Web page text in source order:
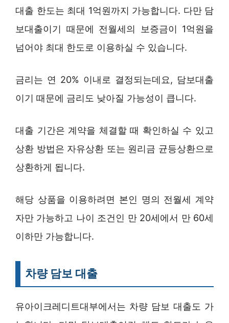
대출 한도는 최대 1억원까지 가능합니다. 다만 담
보대출이기 때문에 전월세의 보증금이 1억원을
넘어야 최대 한도로 이용하실 수 있습니다.
금리는 연 20% 이내로 결정되는데요, 담보대출
이기 때문에 금리도 낮아질 가능성이 큽니다.
대출 기간은 계약을 체결할 때 확인하실 수 있고
상환 방법은 자유상환 또는 원리금 균등상환으로
상환하게 됩니다.
해당 상품을 이용하려면 본인 명의 전월세 계약
자만 가능하고 나이 조건인 만 20세에서 만 60세
이하만 가능합니다.
차량 담보 대출
유아이크레디트대부에서는 차량 담보 대출도 가